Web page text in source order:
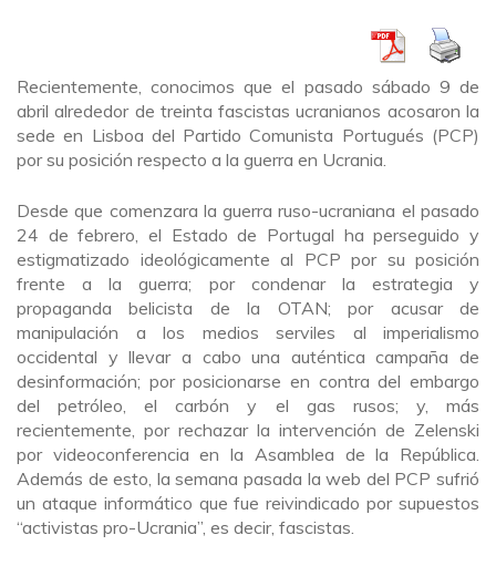
Recientemente, conocimos que el pasado sábado 9 de
abril alrededor de treinta fascistas ucranianos acosaron la
sede en Lisboa del Partido Comunista Portugués (PCP)
por su posición respecto a la guerra en Ucrania.
Desde que comenzara la guerra ruso-ucraniana el pasado
24 de febrero, el Estado de Portugal ha perseguido y
estigmatizado ideológicamente al PCP por su posición
frente a la guerra; por condenar la estrategia y
propaganda belicista de la OTAN; por acusar de
manipulación a los medios serviles al imperialismo
occidental y llevar a cabo una auténtica campaña de
desinformación; por posicionarse en contra del embargo
del petróleo, el carbón y el gas rusos; y, más
recientemente, por rechazar la intervención de Zelenski
por videoconferencia en la Asamblea de la República.
Además de esto, la semana pasada la web del PCP sufrió
un ataque informático que fue reivindicado por supuestos
“activistas pro-Ucrania”, es decir, fascistas.